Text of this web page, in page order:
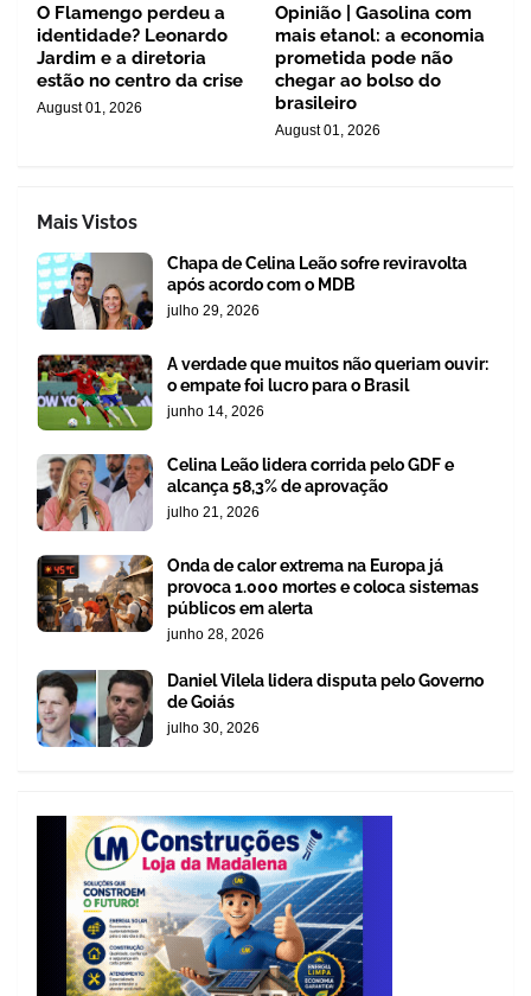
O Flamengo perdeu a
identidade? Leonardo
Jardim e a diretoria
estão no centro da crise
August 01, 2026
Opinião | Gasolina com
mais etanol: a economia
prometida pode não
chegar ao bolso do
brasileiro
August 01, 2026
Mais Vistos
Chapa de Celina Leão sofre reviravolta
após acordo com o MDB
julho 29, 2026
A verdade que muitos não queriam ouvir:
o empate foi lucro para o Brasil
junho 14, 2026
Celina Leão lidera corrida pelo GDF e
alcança 58,3% de aprovação
julho 21, 2026
Onda de calor extrema na Europa já
provoca 1.000 mortes e coloca sistemas
públicos em alerta
junho 28, 2026
Daniel Vilela lidera disputa pelo Governo
de Goiás
julho 30, 2026